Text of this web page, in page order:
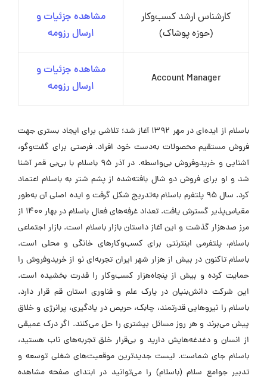
کارشناس ارشد کسب‌وکار
(حوزه پوشاک)
مشاهده جزئیات و
ارسال رزومه
Account Manager
مشاهده جزئیات و
ارسال رزومه
باسلام از ایده‌ای در مهر 1392 آغاز شد؛ تلاشی برای ایجاد بستری جهت
فروش مستقیم محصولات به‌دست خود افراد. فرصتی برای گفت‌وگو،
آشنایی و خریدوفروش بی‌واسطه. در آذر 95 باسلام با بی‌بی قمر آشنا
شد و او برای فروش دو شال بافته‌شده از پشم شتر به باسلام اعتماد
کرد. سال 95 پلتفرم باسلام به‌تدریج شکل گرفت و ایده اصلی آن به‌طور
مقیاس‌پذیر گسترش یافت. تعداد غرفه‌های فعال باسلام در بهار 1400 از
مرز صدهزار گذشت و این آغاز داستان بازار باسلام است. بازار اجتماعی
باسلام، پلتفرمی اینترنتی برای کسب‌وکارهای خانگی و محلی است.
باسلام تاکنون در بیش از هزار شهر ایران تجربه‌ای نو از خریدوفروش را
حمایت کرده و بیش از پنجاه‌هزار کسب‌وکار را قدرت بخشیده است.
این شرکت دانش‌بنیان در پارک علم و فناوری استان قم قرار دارد.
باسلام را نیروهایی قدرتمند، چابک، حریص در یادگیری، پرانرژی و خلاق
پیش می‌برند و هر روز مسائل بیشتری را حل می‌کنند. اگر درک عمیقی
از انسان و دغدغه‌هایش دارید و بی‌قرار خلق تجربه‌های ناب هستید،
باسلام جای شماست. لیست جدیدترین موقعیت‌های شغلی توسعه و
تدبیر جوامع سلام (باسلام) را می‌توانید در ابتدای صفحه مشاهده